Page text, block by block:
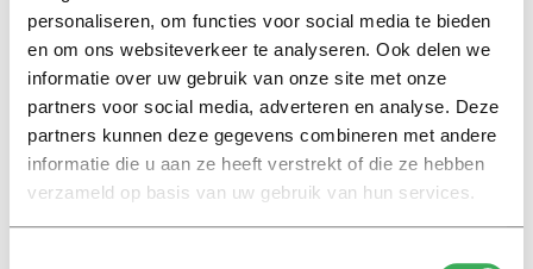
personaliseren, om functies voor social media te bieden
en om ons websiteverkeer te analyseren. Ook delen we
informatie over uw gebruik van onze site met onze
partners voor social media, adverteren en analyse. Deze
partners kunnen deze gegevens combineren met andere
informatie die u aan ze heeft verstrekt of die ze hebben
verzameld op basis van uw gebruik van hun services.
informatie over onze arbeidsvoorwaarden.
Informatie en sollicitatie
Meer informatie over de vacature kan worden
verkregen bij Bart Smout
viab.smout@tilburguniversity.edu.